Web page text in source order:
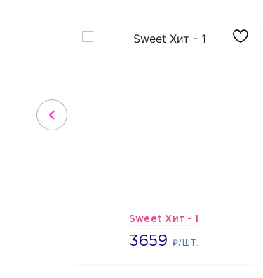
Sweet Хит - 1
3659 ₽/ШТ.
3659